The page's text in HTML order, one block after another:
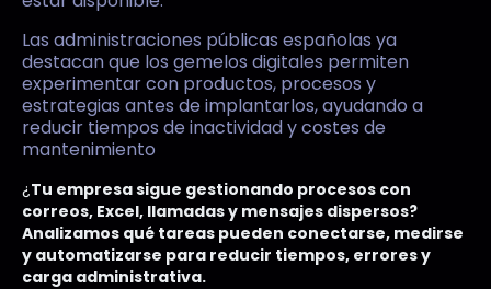
Las administraciones públicas españolas ya
destacan que los gemelos digitales permiten
experimentar con productos, procesos y
estrategias antes de implantarlos, ayudando a
reducir tiempos de inactividad y costes de
mantenimiento
¿Tu empresa sigue gestionando procesos con
correos, Excel, llamadas y mensajes dispersos?
Analizamos qué tareas pueden conectarse, medirse
y automatizarse para reducir tiempos, errores y
carga administrativa.